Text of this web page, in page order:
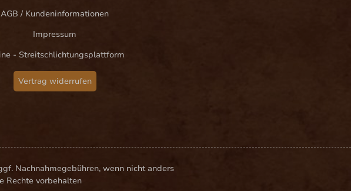
AGB / Kundeninformationen
Impressum
- Streitschlichtungsplattform
Vertrag widerrufen
Nachnahmegebühren, wenn nicht anders
Rechte vorbehalten